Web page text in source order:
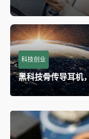
科技创业
黑科技骨传导耳机
戴不痛，解放你的